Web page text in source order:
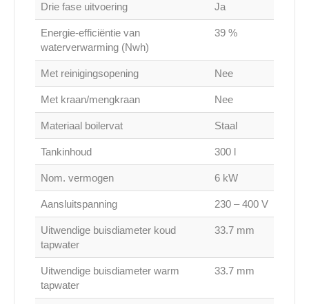
Drie fase uitvoering Ja
Energie-efficiëntie van
waterverwarming (Nwh)
39 %
Met reinigingsopening Nee
Met kraan/mengkraan Nee
Materiaal boilervat Staal
Tankinhoud 300 l
Nom. vermogen 6 kW
Aansluitspanning 230 – 400 V
Uitwendige buisdiameter koud
tapwater
33.7 mm
Uitwendige buisdiameter warm
tapwater
33.7 mm